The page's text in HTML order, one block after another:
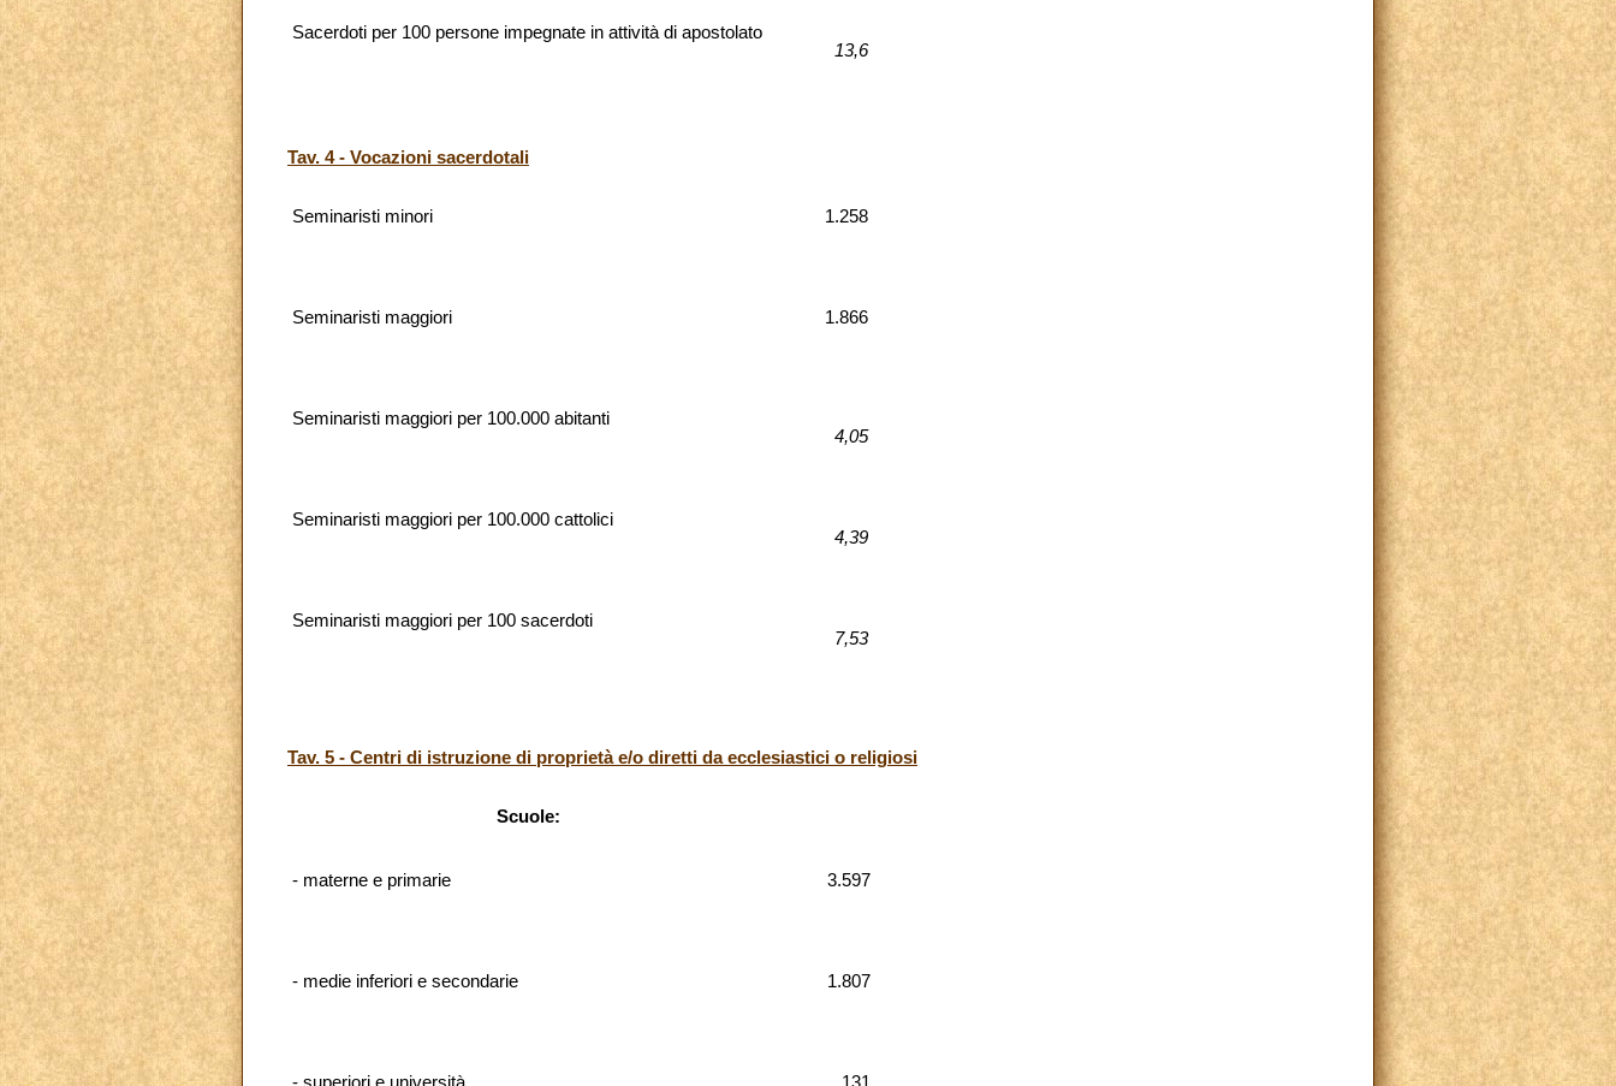
Sacerdoti per 100 persone impegnate in attività di apostolato
13,6
Tav. 4 - Vocazioni sacerdotali
Seminaristi minori 1.258
Seminaristi maggiori 1.866
Seminaristi maggiori per 100.000 abitanti
4,05
Seminaristi maggiori per 100.000 cattolici
4,39
Seminaristi maggiori per 100 sacerdoti
7,53
Tav. 5 - Centri di istruzione di proprietà e/o diretti da ecclesiastici o religiosi
Scuole:
- materne e primarie 3.597
- medie inferiori e secondarie 1.807